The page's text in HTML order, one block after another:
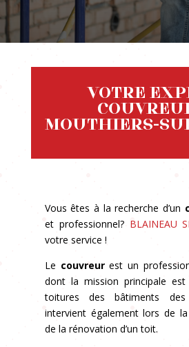
VOTRE
MOUTHIERS-
Vous êtes à la recherche d’un
et professionnel? BLAINEAU
votre service !
Le couvreurest un
dont la mission principale
toitures des bâtiments
intervient également lors de
de la rénovation d’un toit.